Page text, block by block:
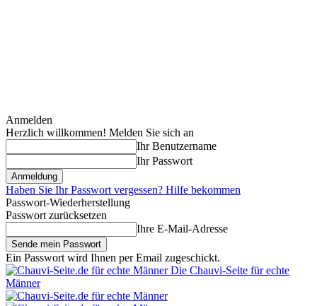
Anmelden
Herzlich willkommen! Melden Sie sich an
Ihr Benutzername
Ihr Passwort
Haben Sie Ihr Passwort vergessen? Hilfe bekommen
Passwort-Wiederherstellung
Passwort zurücksetzen
Ihre E-Mail-Adresse
Ein Passwort wird Ihnen per Email zugeschickt.
Die Chauvi-Seite für echte
Männer